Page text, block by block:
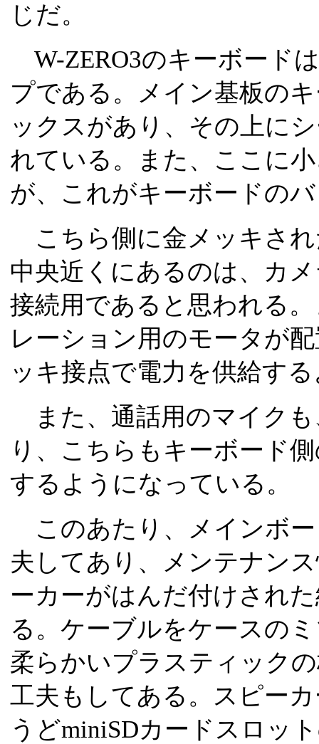
じだ。
W-ZERO3のキーボード
プである。メイン基板の
ックスがあり、その上に
れている。また、ここに
が、これがキーボードの
こちら側に金メッキさ
中央近くにあるのは、カ
接続用であると思われる
レーション用のモータが
ッキ接点で電力を供給す
また、通話用のマイク
り、こちらもキーボード
するようになっている。
このあたり、メインボ
夫してあり、メンテナン
ーカーがはんだ付けされ
る。ケーブルをケースの
柔らかいプラスティック
工夫もしてある。スピー
うどminiSDカードスロッ